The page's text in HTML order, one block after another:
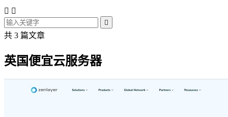
 

共 3 篇文章
英国便宜云服务器